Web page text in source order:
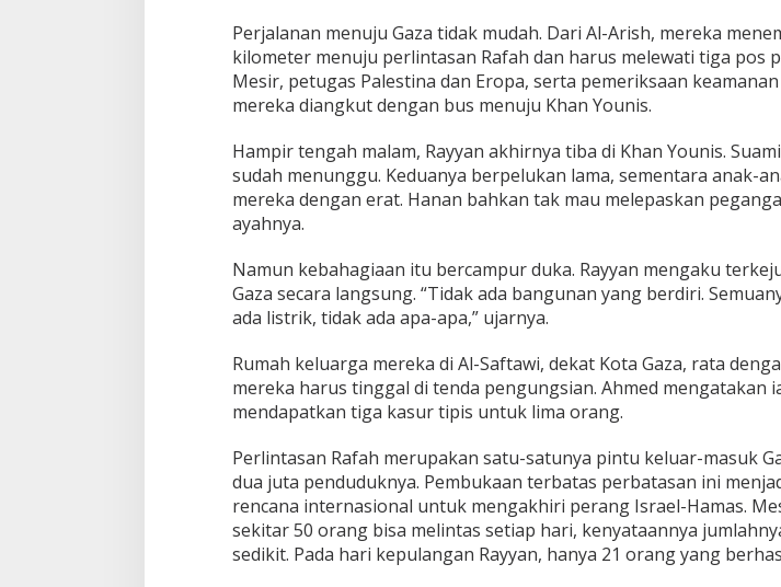
Perjalanan menuju Gaza tidak mudah. Dari Al-Arish, mereka
kilometer menuju perlintasan Rafah dan harus melewati tiga pos
Mesir, petugas Palestina dan Eropa, serta pemeriksaan
mereka diangkut dengan bus menuju Khan Younis.
Hampir tengah malam, Rayyan akhirnya tiba di Khan Younis.
sudah menunggu. Keduanya berpelukan lama, sementara anak-
mereka dengan erat. Hanan bahkan tak mau melepaskan
ayahnya.
Namun kebahagiaan itu bercampur duka. Rayyan mengaku
Gaza secara langsung. “Tidak ada bangunan yang berdiri.
ada listrik, tidak ada apa-apa,” ujarnya.
Rumah keluarga mereka di Al-Saftawi, dekat Kota Gaza, rata
mereka harus tinggal di tenda pengungsian. Ahmed mengatakan
mendapatkan tiga kasur tipis untuk lima orang.
Perlintasan Rafah merupakan satu-satunya pintu keluar-masuk
dua juta penduduknya. Pembukaan terbatas perbatasan ini
rencana internasional untuk mengakhiri perang Israel-Hamas.
sekitar 50 orang bisa melintas setiap hari, kenyataannya
sedikit. Pada hari kepulangan Rayyan, hanya 21 orang yang